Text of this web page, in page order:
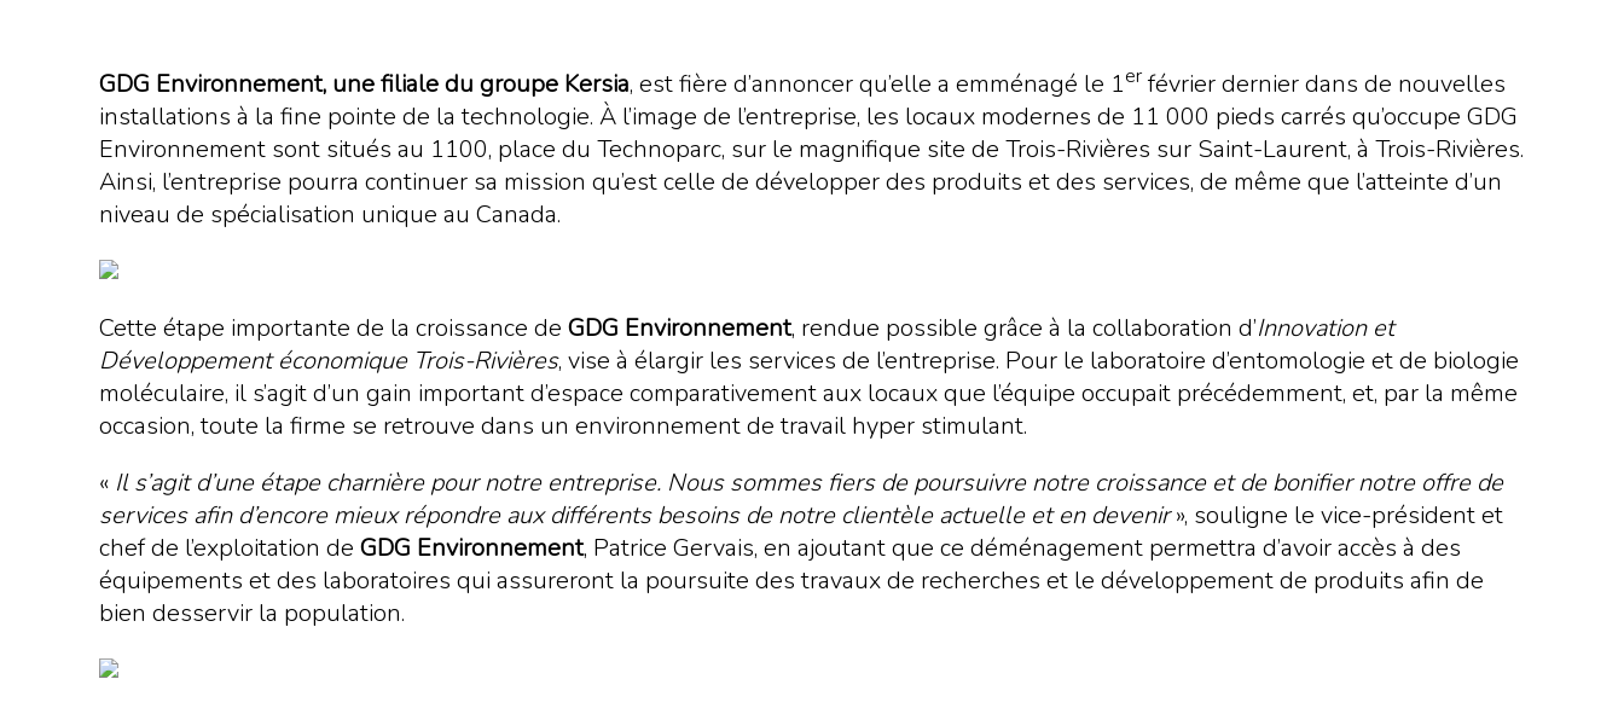
GDG Environnement, une filiale du groupe Kersia, est fière d’annoncer qu’elle a emménagé le 1er février dernier dans de nouvelles
installations à la fine pointe de la technologie. À l’image de l’entreprise, les locaux modernes de 11 000 pieds carrés qu’occupe GDG
Environnement sont situés au 1100, place du Technoparc, sur le magnifique site de Trois-Rivières sur Saint-Laurent, à Trois-Rivières.
Ainsi, l’entreprise pourra continuer sa mission qu’est celle de développer des produits et des services, de même que l’atteinte d’un
niveau de spécialisation unique au Canada.
Cette étape importante de la croissance de GDG Environnement, rendue possible grâce à la collaboration d’Innovation et
Développement économique Trois-Rivières, vise à élargir les services de l’entreprise. Pour le laboratoire d’entomologie et de biologie
moléculaire, il s’agit d’un gain important d’espace comparativement aux locaux que l’équipe occupait précédemment, et, par la même
occasion, toute la firme se retrouve dans un environnement de travail hyper stimulant.
« Il s’agit d’une étape charnière pour notre entreprise. Nous sommes fiers de poursuivre notre croissance et de bonifier notre offre de
services afin d’encore mieux répondre aux différents besoins de notre clientèle actuelle et en devenir», souligne le vice-président et
chef de l’exploitation de GDG Environnement, Patrice Gervais, en ajoutant que ce déménagement permettra d’avoir accès à des
équipements et des laboratoires qui assureront la poursuite des travaux de recherches et le développement de produits afin de
bien desservir la population.